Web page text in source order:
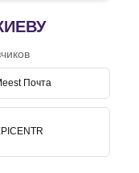
Почта